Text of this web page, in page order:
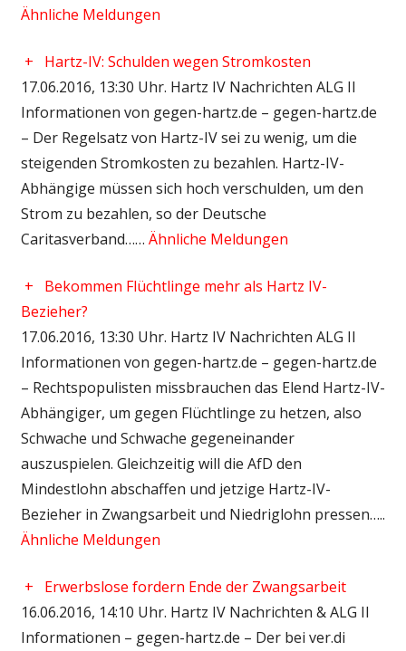
Ähnliche Meldungen
+
Hartz-IV: Schulden wegen Stromkosten
17.06.2016, 13:30 Uhr. Hartz IV Nachrichten ALG II
Informationen von gegen-hartz.de – gegen-hartz.de
– Der Regelsatz von Hartz-IV sei zu wenig, um die
steigenden Stromkosten zu bezahlen. Hartz-IV-
Abhängige müssen sich hoch verschulden, um den
Strom zu bezahlen, so der Deutsche
Caritasverband…… Ähnliche Meldungen
+
Bekommen Flüchtlinge mehr als Hartz IV-
Bezieher?
17.06.2016, 13:30 Uhr. Hartz IV Nachrichten ALG II
Informationen von gegen-hartz.de – gegen-hartz.de
– Rechtspopulisten missbrauchen das Elend Hartz-IV-
Abhängiger, um gegen Flüchtlinge zu hetzen, also
Schwache und Schwache gegeneinander
auszuspielen. Gleichzeitig will die AfD den
Mindestlohn abschaffen und jetzige Hartz-IV-
Bezieher in Zwangsarbeit und Niedriglohn pressen…..
Ähnliche Meldungen
+
Erwerbslose fordern Ende der Zwangsarbeit
16.06.2016, 14:10 Uhr. Hartz IV Nachrichten & ALG II
Informationen – gegen-hartz.de – Der bei ver.di